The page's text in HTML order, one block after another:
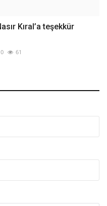
Kıral’a teşekkür
0 61